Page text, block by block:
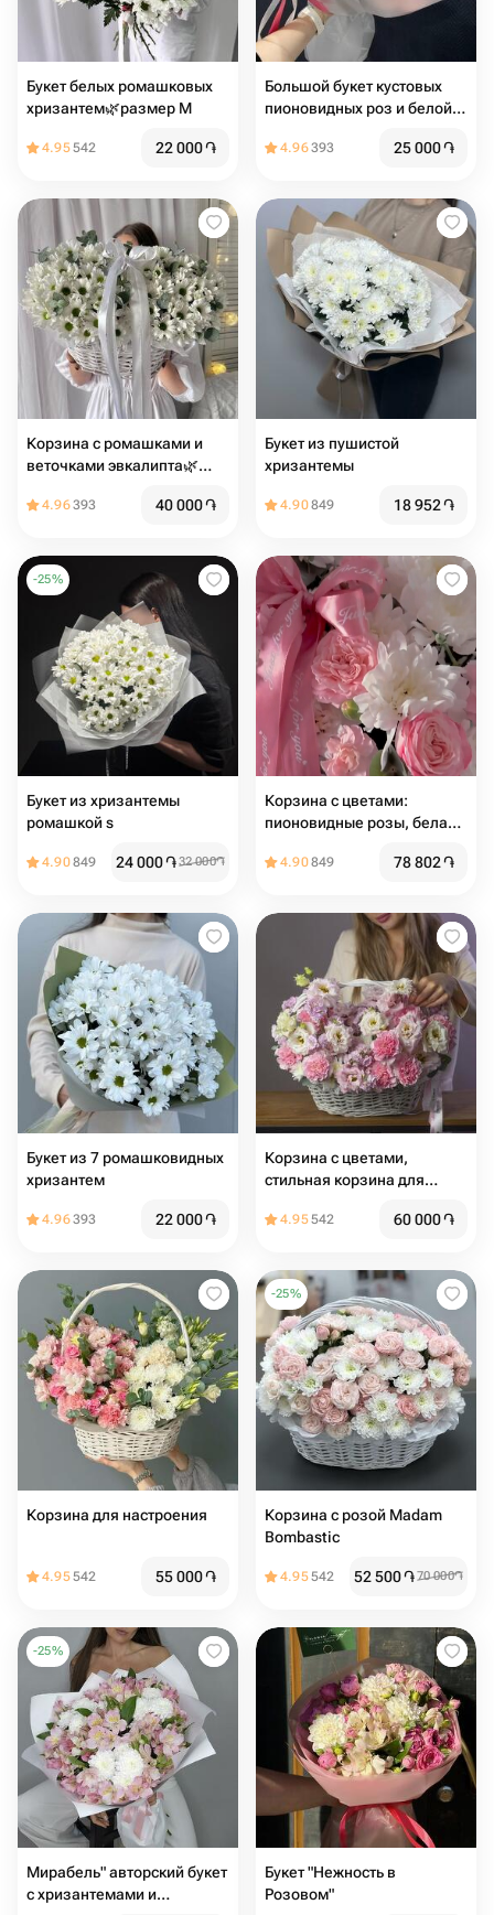
Букет белых ромашковых
хризантем🌿размер М
4.95542 22 000֏
Большой букет кустовых
пионовидных роз и белой
4.96393 25 000֏
Корзина с ромашками и
веточками эвкалипта🌿
4.96393 40 000֏
Букет из пушистой
хризантемы
4.90849 18 952֏
-25%
Букет из хризантемы
ромашкой s
4.90849 24 000֏32 000֏
Корзина с цветами:
пионовидные розы, белая
веточки эвкалипта🌸
4.90849 78 802֏
Букет из 7 ромашковидных
хризантем
4.96393 22 000֏
Корзина с цветами,
стильная корзина для
цветами
4.95542 60 000֏
Корзина для настроения
4.95542 55 000֏
-25%
Корзина с розой Madam
Bombastic
4.95542 52 500֏70 000֏
-25%
Мирабель" авторский букет
с хризантемами и
Букет "Нежность в
Розовом"